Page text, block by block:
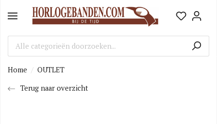
Home
OUTLET
Terug naar overzicht